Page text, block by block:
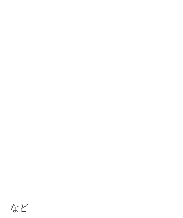
など